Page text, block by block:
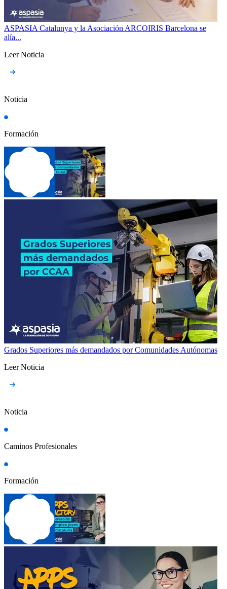
ASPASIA Catalunya y la Asociación ARCOIRIS Barcelona se
alía...
Leer Noticia
Noticia
Formación
Grados Superiores más demandados por Comunidades Autónomas
Leer Noticia
Noticia
Caminos Profesionales
Formación